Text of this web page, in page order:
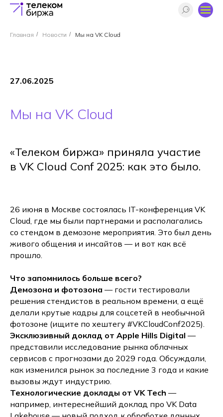
Главная / Новости / Мы на VK Cloud
27.06.2025
Мы на VK Cloud
«Телеком биржа» приняла участие
в VK Cloud Conf 2025: как это было.
26 июня в Москве состоялась IT-конференция VK
Cloud, где мы были партнерами и располагались
со стендом в демозоне мероприятия. Это был день
живого общения и инсайтов — и вот как всё
прошло.
Что запомнилось больше всего?
Демозона и фотозона — гости тестировали
решения стендистов в реальном времени, а ещё
делали крутые кадры для соцсетей в необычной
фотозоне (ищите по хештегу #VKCloudConf2025).
Эксклюзивный доклад от Apple Hills Digital —
представили исследование рынка облачных
сервисов с прогнозами до 2029 года. Обсуждали,
как изменился рынок за последние 3 года и какие
вызовы ждут индустрию.
Технологические доклады от VK Tech —
например, интереснейший доклад про VK Data